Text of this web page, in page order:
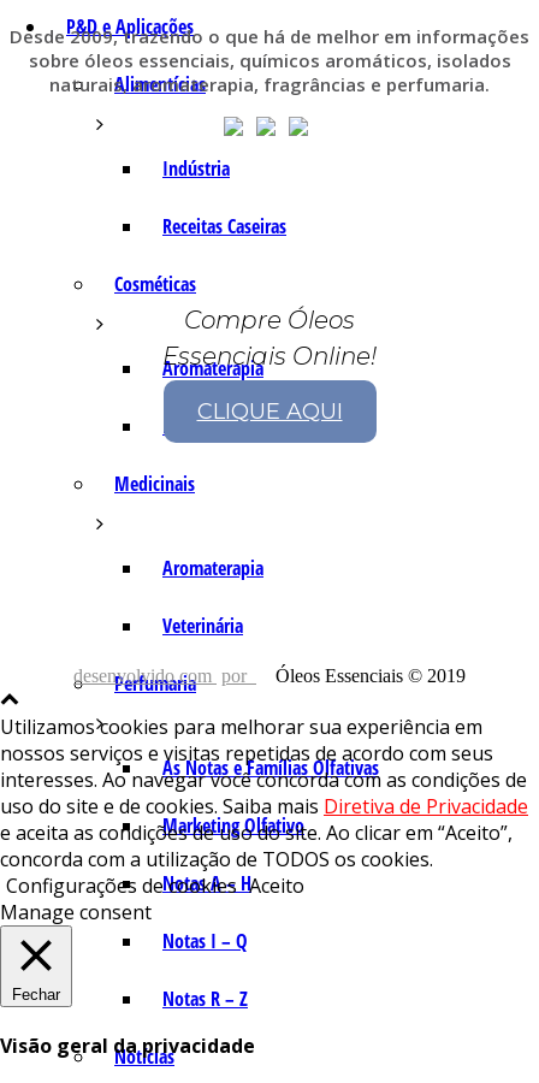
P&D e Aplicações
Alimentícias
Indústria
Receitas Caseiras
Cosméticas
Aromaterapia
Fórmulas Caseiras
Medicinais
Aromaterapia
Veterinária
Perfumaria
As Notas e Famílias Olfativas
Marketing Olfativo
Notas A – H
Notas I – Q
Notas R – Z
Notícias
Desde 2009, trazendo o que há de melhor em informações
sobre óleos essenciais, químicos aromáticos, isolados
naturais, aromaterapia, fragrâncias e perfumaria.
Compre Óleos
Essenciais Online!
CLIQUE AQUI
desenvolvido com por Óleos Essenciais © 2019
Utilizamos cookies para melhorar sua experiência em
nossos serviços e visitas repetidas de acordo com seus
interesses. Ao navegar você concorda com as condições de
uso do site e de cookies. Saiba mais Diretiva de Privacidade
e aceita as condições de uso do site. Ao clicar em “Aceito”,
concorda com a utilização de TODOS os cookies.
Configurações de cookies Aceito
Manage consent
Fechar
Visão geral da privacidade